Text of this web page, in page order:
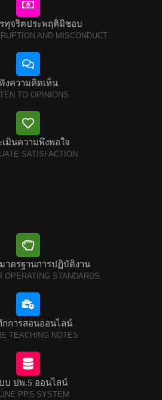
ทุจริตประพฤติมิชอบ
AND MISCONDUCT
ฟังความคิดเห็น
TO OPINIONS
เมินความพึงพอใจ
SATISFACTION
าตรฐานการปฏิบัติงาน
OPERATING STANDARDS
การสอนออนไลน์
TEACHING NOTES
บ ปพ.5 ออนไลน์
PP.5 SYSTEM